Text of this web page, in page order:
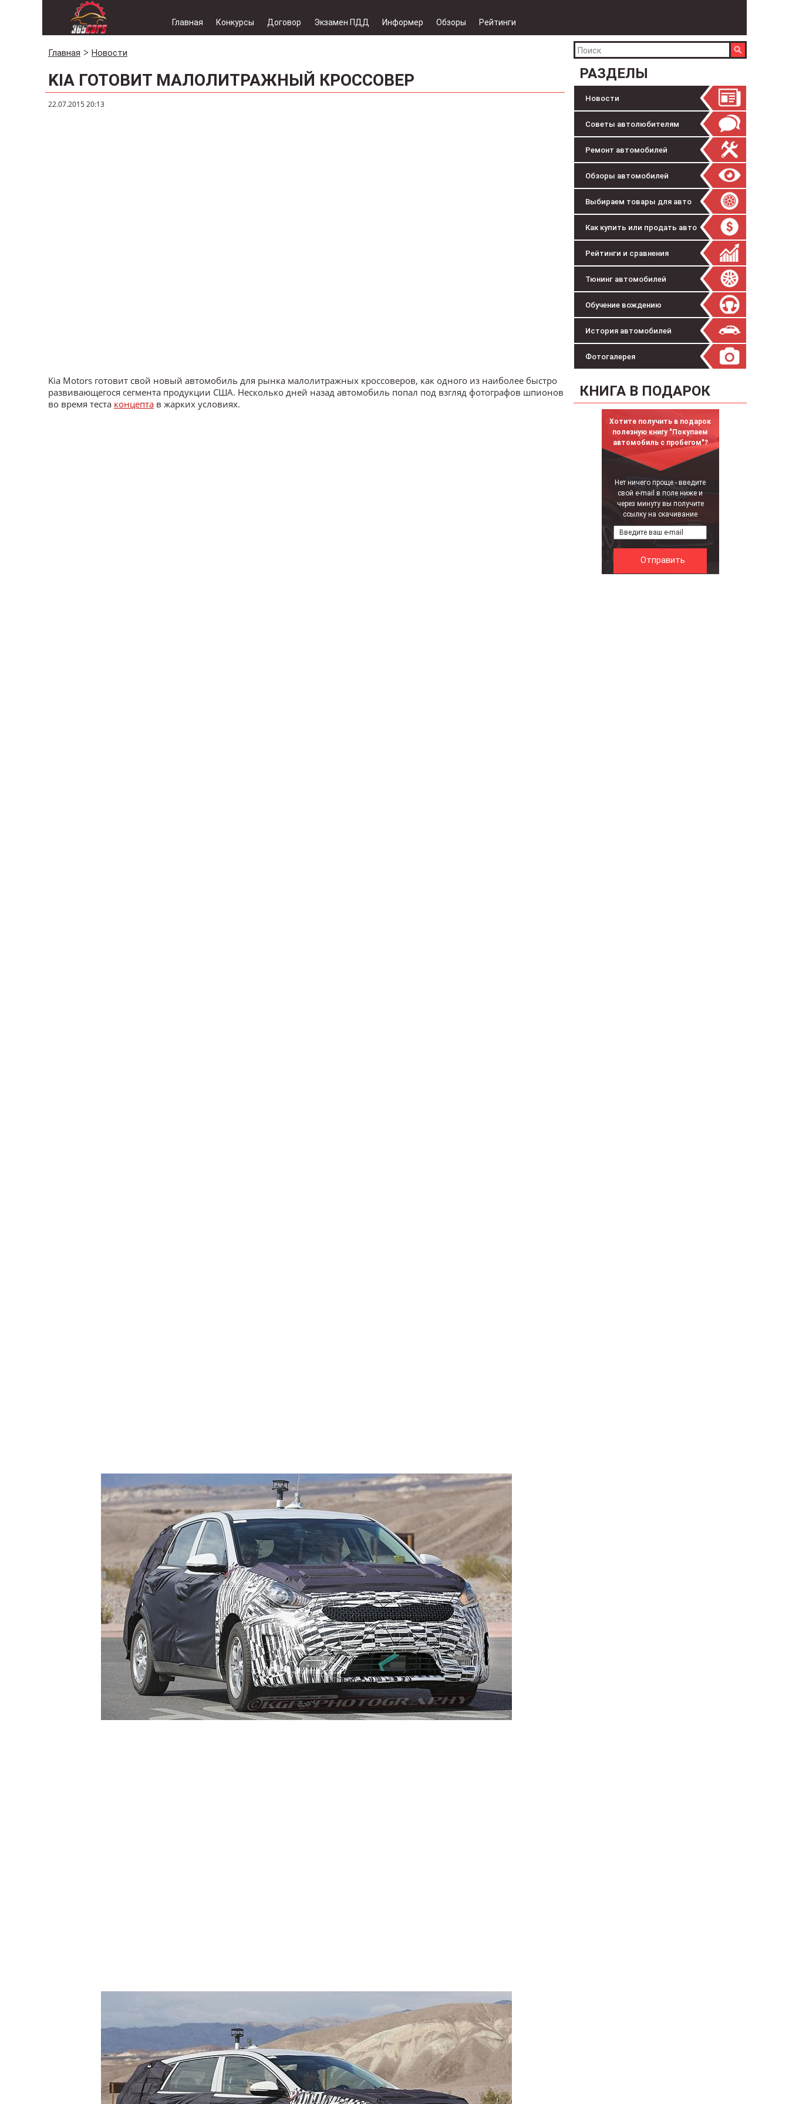
Главная Конкурсы Договор Экзамен ПДД Информер Обзоры Рейтинги
РАЗДЕЛЫ
Новости
Советы автолюбителям
Ремонт автомобилей
Обзоры автомобилей
Выбираем товары для авто
Как купить или продать авто
Рейтинги и сравнения
Тюнинг автомобилей
Обучение вождению
История автомобилей
Фотогалерея
КНИГА В ПОДАРОК
Хотите получить в подарок
полезную книгу "Покупаем
автомобиль с пробегом"?
Нет ничего проще - введите
свой e-mail в поле ниже и
через минуту вы получите
ссылку на скачивание
Главная Новости
KIA ГОТОВИТ МАЛОЛИТРАЖНЫЙ КРОССОВЕР
22.07.2015 20:13
Kia Motors готовит свой новый автомобиль для рынка малолитражных кроссоверов, как одного из наиболее быстро
развивающегося сегмента продукции США. Несколько дней назад автомобиль попал под взгляд фотографов шпионов
во время теста концепта в жарких условиях.